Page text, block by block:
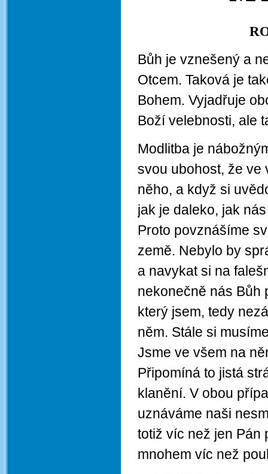
Bůh je vznešený a
Otcem. Taková je
Bohem. Vyjadřuje
Boží velebnosti, ale
Modlitba je
svou ubohost, že ve
něho, a když si
jak je daleko, jak
Proto povznášíme
země. Nebylo by
a navykat si na
nekonečně nás Bůh
který jsem, tedy
něm. Stále si
Jsme ve všem na
Připomíná to jistá
klanění. V obou
uznáváme naši
totiž víc než jen Pán
mnohem víc než